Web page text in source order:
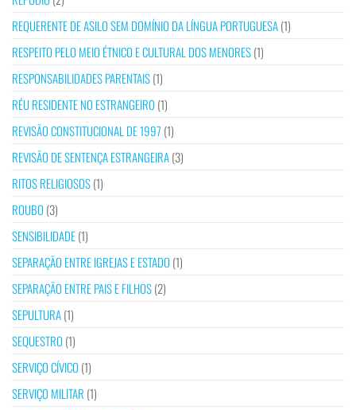
REQUERENTE DE ASILO SEM DOMÍNIO DA LÍNGUA PORTUGUESA(1)
RESPEITO PELO MEIO ÉTNICO E CULTURAL DOS MENORES(1)
RESPONSABILIDADES PARENTAIS(1)
RÉU RESIDENTE NO ESTRANGEIRO (1)
REVISÃO CONSTITUCIONAL DE 1997 (1)
REVISÃO DE SENTENÇA ESTRANGEIRA(3)
RITOS RELIGIOSOS(1)
ROUBO (3)
SENSIBILIDADE(1)
SEPARAÇÃO ENTRE IGREJAS E ESTADO (1)
SEPARAÇÃO ENTRE PAIS E FILHOS(2)
SEPULTURA(1)
SEQUESTRO (1)
SERVIÇO CÍVICO (1)
SERVIÇO MILITAR (1)